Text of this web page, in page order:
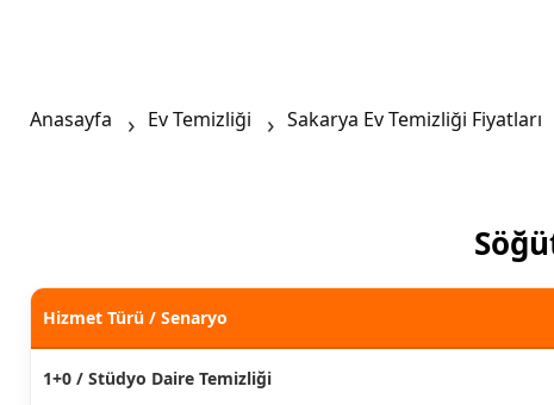
Anasayfa Ev Temizliği Sakarya Ev Temizliği Fiyatları
Hizmet Türü / Senaryo
1+0 / Stüdyo Daire Temizliği